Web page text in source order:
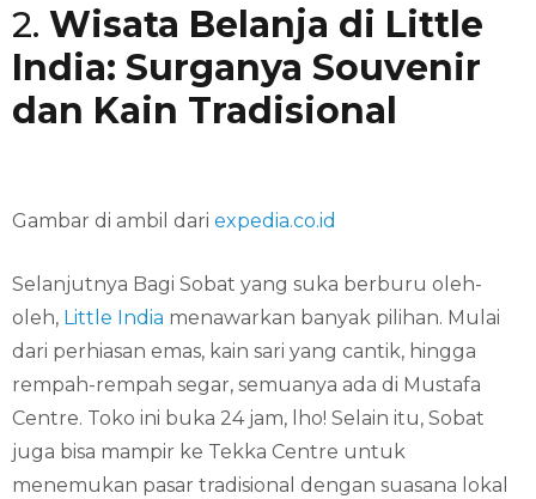
2. Wisata Belanja di Little
India: Surganya Souvenir
dan Kain Tradisional
Gambar di ambil dari expedia.co.id
Selanjutnya Bagi Sobat yang suka berburu oleh-
oleh, Little India menawarkan banyak pilihan. Mulai
dari perhiasan emas, kain sari yang cantik, hingga
rempah-rempah segar, semuanya ada di Mustafa
Centre. Toko ini buka 24 jam, lho! Selain itu, Sobat
juga bisa mampir ke Tekka Centre untuk
menemukan pasar tradisional dengan suasana lokal